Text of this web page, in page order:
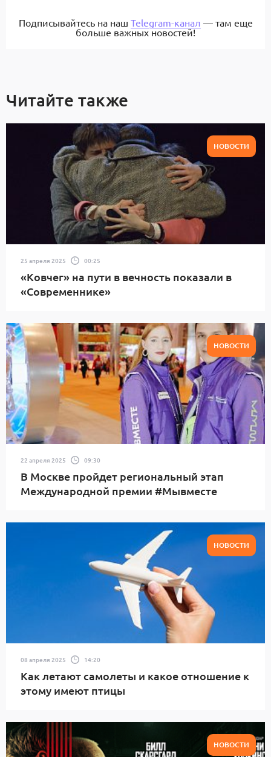
Подписывайтесь на наш Telegram-канал — там еще
больше важных новостей!
Читайте также
НОВОСТИ
25 апреля 2025 00:25
«Ковчег» на пути в вечность показали в
«Современнике»
НОВОСТИ
22 апреля 2025 09:30
В Москве пройдет региональный этап
Международной премии #Мывместе
НОВОСТИ
08 апреля 2025 14:20
Как летают самолеты и какое отношение к
этому имеют птицы
НОВОСТИ